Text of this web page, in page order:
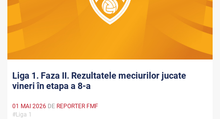
Liga 1. Faza II. Rezultatele meciurilor jucate
vineri în etapa a 8-a
01 MAI 2026 DE REPORTER FMF
#Liga 1